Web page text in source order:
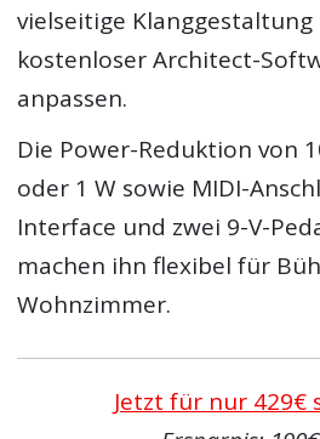
vielseitige
kostenloser Architect-
anpassen.
Die Power-Reduktion von
oder 1 W sowie MIDI-
Interface und zwei 9-V-
machen ihn flexibel für
Wohnzimmer.
Jetzt für nur 429€